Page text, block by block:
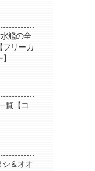
艦の全
フリーカ
覧【コ
シ＆オオ